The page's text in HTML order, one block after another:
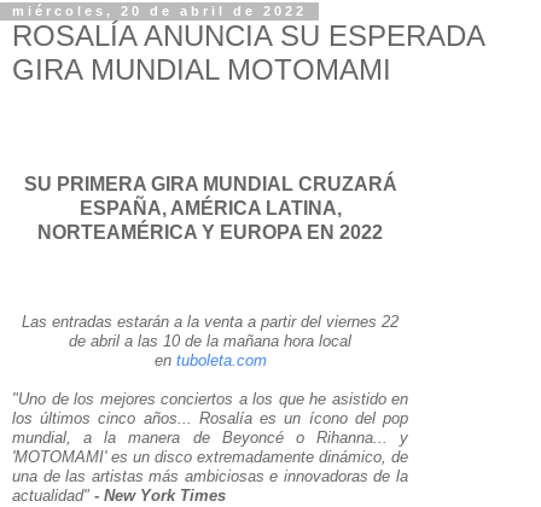
miércoles, 20 de abril de 2022
ROSALÍA ANUNCIA SU ESPERADA
GIRA MUNDIAL MOTOMAMI
SU PRIMERA GIRA MUNDIAL CRUZARÁ
ESPAÑA, AMÉRICA LATINA,
NORTEAMÉRICA Y EUROPA EN 2022
Las entradas estarán a la venta a partir del viernes 22
de abril a las 10 de la mañana hora local
en tuboleta.com
"Uno de los mejores conciertos a los que he asistido en
los últimos cinco años... Rosalía es un ícono del pop
mundial, a la manera de Beyoncé o Rihanna... y
'MOTOMAMI' es un disco extremadamente dinámico, de
una de las artistas más ambiciosas e innovadoras de la
actualidad" - New York Times